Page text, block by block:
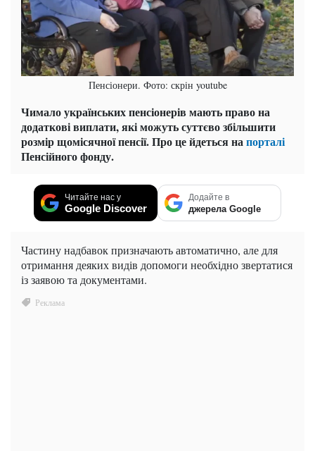
Пенсіонери. Фото: скрін youtube
Чимало українських пенсіонерів мають право на
додаткові виплати, які можуть суттєво збільшити
розмір щомісячної пенсії. Про це йдеться напорталі
Пенсійного фонду.
Читайте нас у
Google Discover
Додайте в
джерела Google
Частину надбавок призначають автоматично, але для
отримання деяких видів допомоги необхідно звертатися
із заявою та документами.